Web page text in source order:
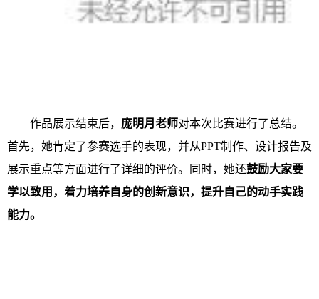
作品展示结束后， 庞明月老师对本次比赛进行了总结。
首先，她肯定了参赛选手的表现，并从PPT制作、设计报告及
展示重点等方面进行了详细的评价。同时，她还鼓励大家要
学以致用，着力培养自身的创新意识，提升自己的动手实践
能力。